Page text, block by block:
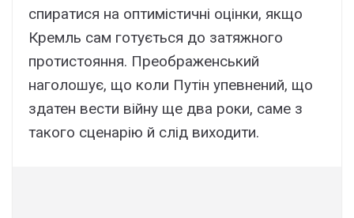
спиратися на оптимістичні оцінки, якщо
Кремль сам готується до затяжного
протистояння. Преображенський
наголошує, що коли Путін упевнений, що
здатен вести війну ще два роки, саме з
такого сценарію й слід виходити.